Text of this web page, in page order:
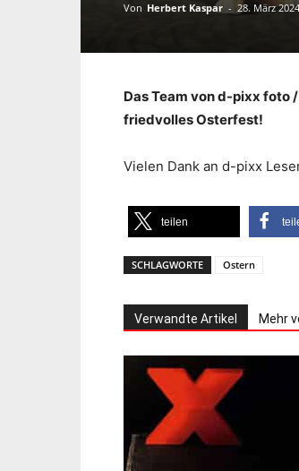
Von Herbert Kaspar - 28. März 2024
Das Team von d-pixx foto
friedvolles Osterfest!
Vielen Dank an d-pixx
teilen
SCHLAGWORTE Ostern
Verwandte Artikel Mehr